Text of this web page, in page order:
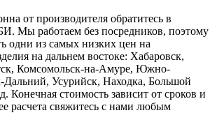
от производителя обратитесь в
Мы работаем без посредников, поэтому
одни из самых низких цен на
на дальнем востоке: Хабаровск,
Комсомольск-на-Амуре, Южно-
Дальний, Усурийск, Находка, Большой
Конечная стоимость зависит от сроков и
расчета свяжитесь с нами любым